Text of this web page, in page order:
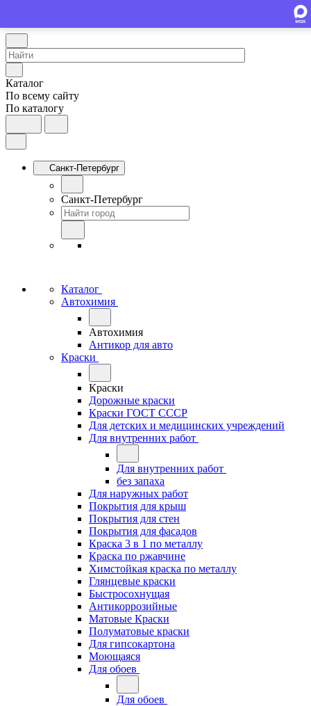
Каталог
По всему сайту
По каталогу
Санкт-Петербург
Санкт-Петербург
Каталог
Автохимия
Автохимия
Антикор для авто
Краски
Краски
Дорожные краски
Краски ГОСТ СССР
Для детских и медицинских учреждений
Для внутренних работ
Для внутренних работ
без запаха
Для наружных работ
Покрытия для крыш
Покрытия для стен
Покрытия для фасадов
Краска 3 в 1 по металлу
Краска по ржавчине
Химстойкая краска по металлу
Глянцевые краски
Быстросохнущая
Антикоррозийные
Матовые Краски
Полуматовые краски
Для гипсокартона
Моющаяся
Для обоев
Для обоев